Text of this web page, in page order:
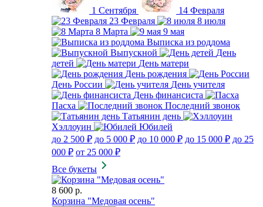
1 Сентября
14 Февраля
23 Февраля
8 июля
8 Марта
9 мая
Выписка из роддома
Выпускной
День
детей
День матери
День рождения
День России
День учителя
День финансиста
Пасха
Последний звонок
Татьянин день
Хэллоуин
Юбилей
до 2 500 ₽ до 5 000 ₽ до 10 000 ₽ до 15 000 ₽ до 25
000 ₽ от 25 000 ₽
Все букеты
8 600 р.
Корзина "Медовая осень"